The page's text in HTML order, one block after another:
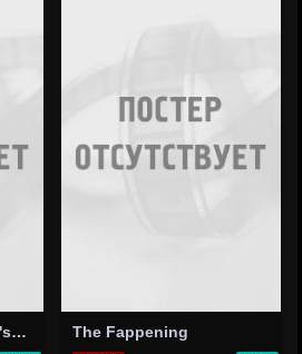
Five Nights at Freddy's: Don't Cry The Fappening